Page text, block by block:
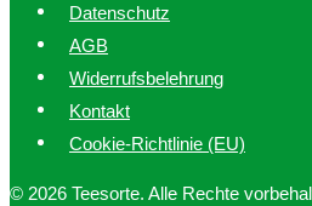
Datenschutz
AGB
Widerrufsbelehrung
Kontakt
Cookie-Richtlinie (EU)
© 2026 Teesorte. Alle Rechte